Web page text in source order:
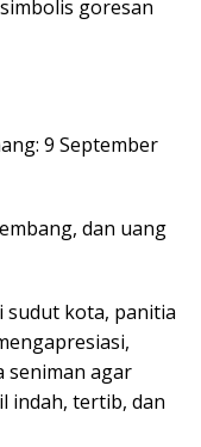
goresan
9 September
dan uang
sudut kota, panitia
seniman agar
indah, tertib, dan